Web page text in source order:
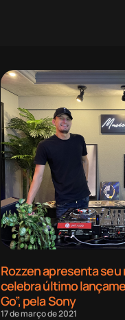
Rozzen apresenta
celebra último
Go”, pela Sony
17 de março de 2021